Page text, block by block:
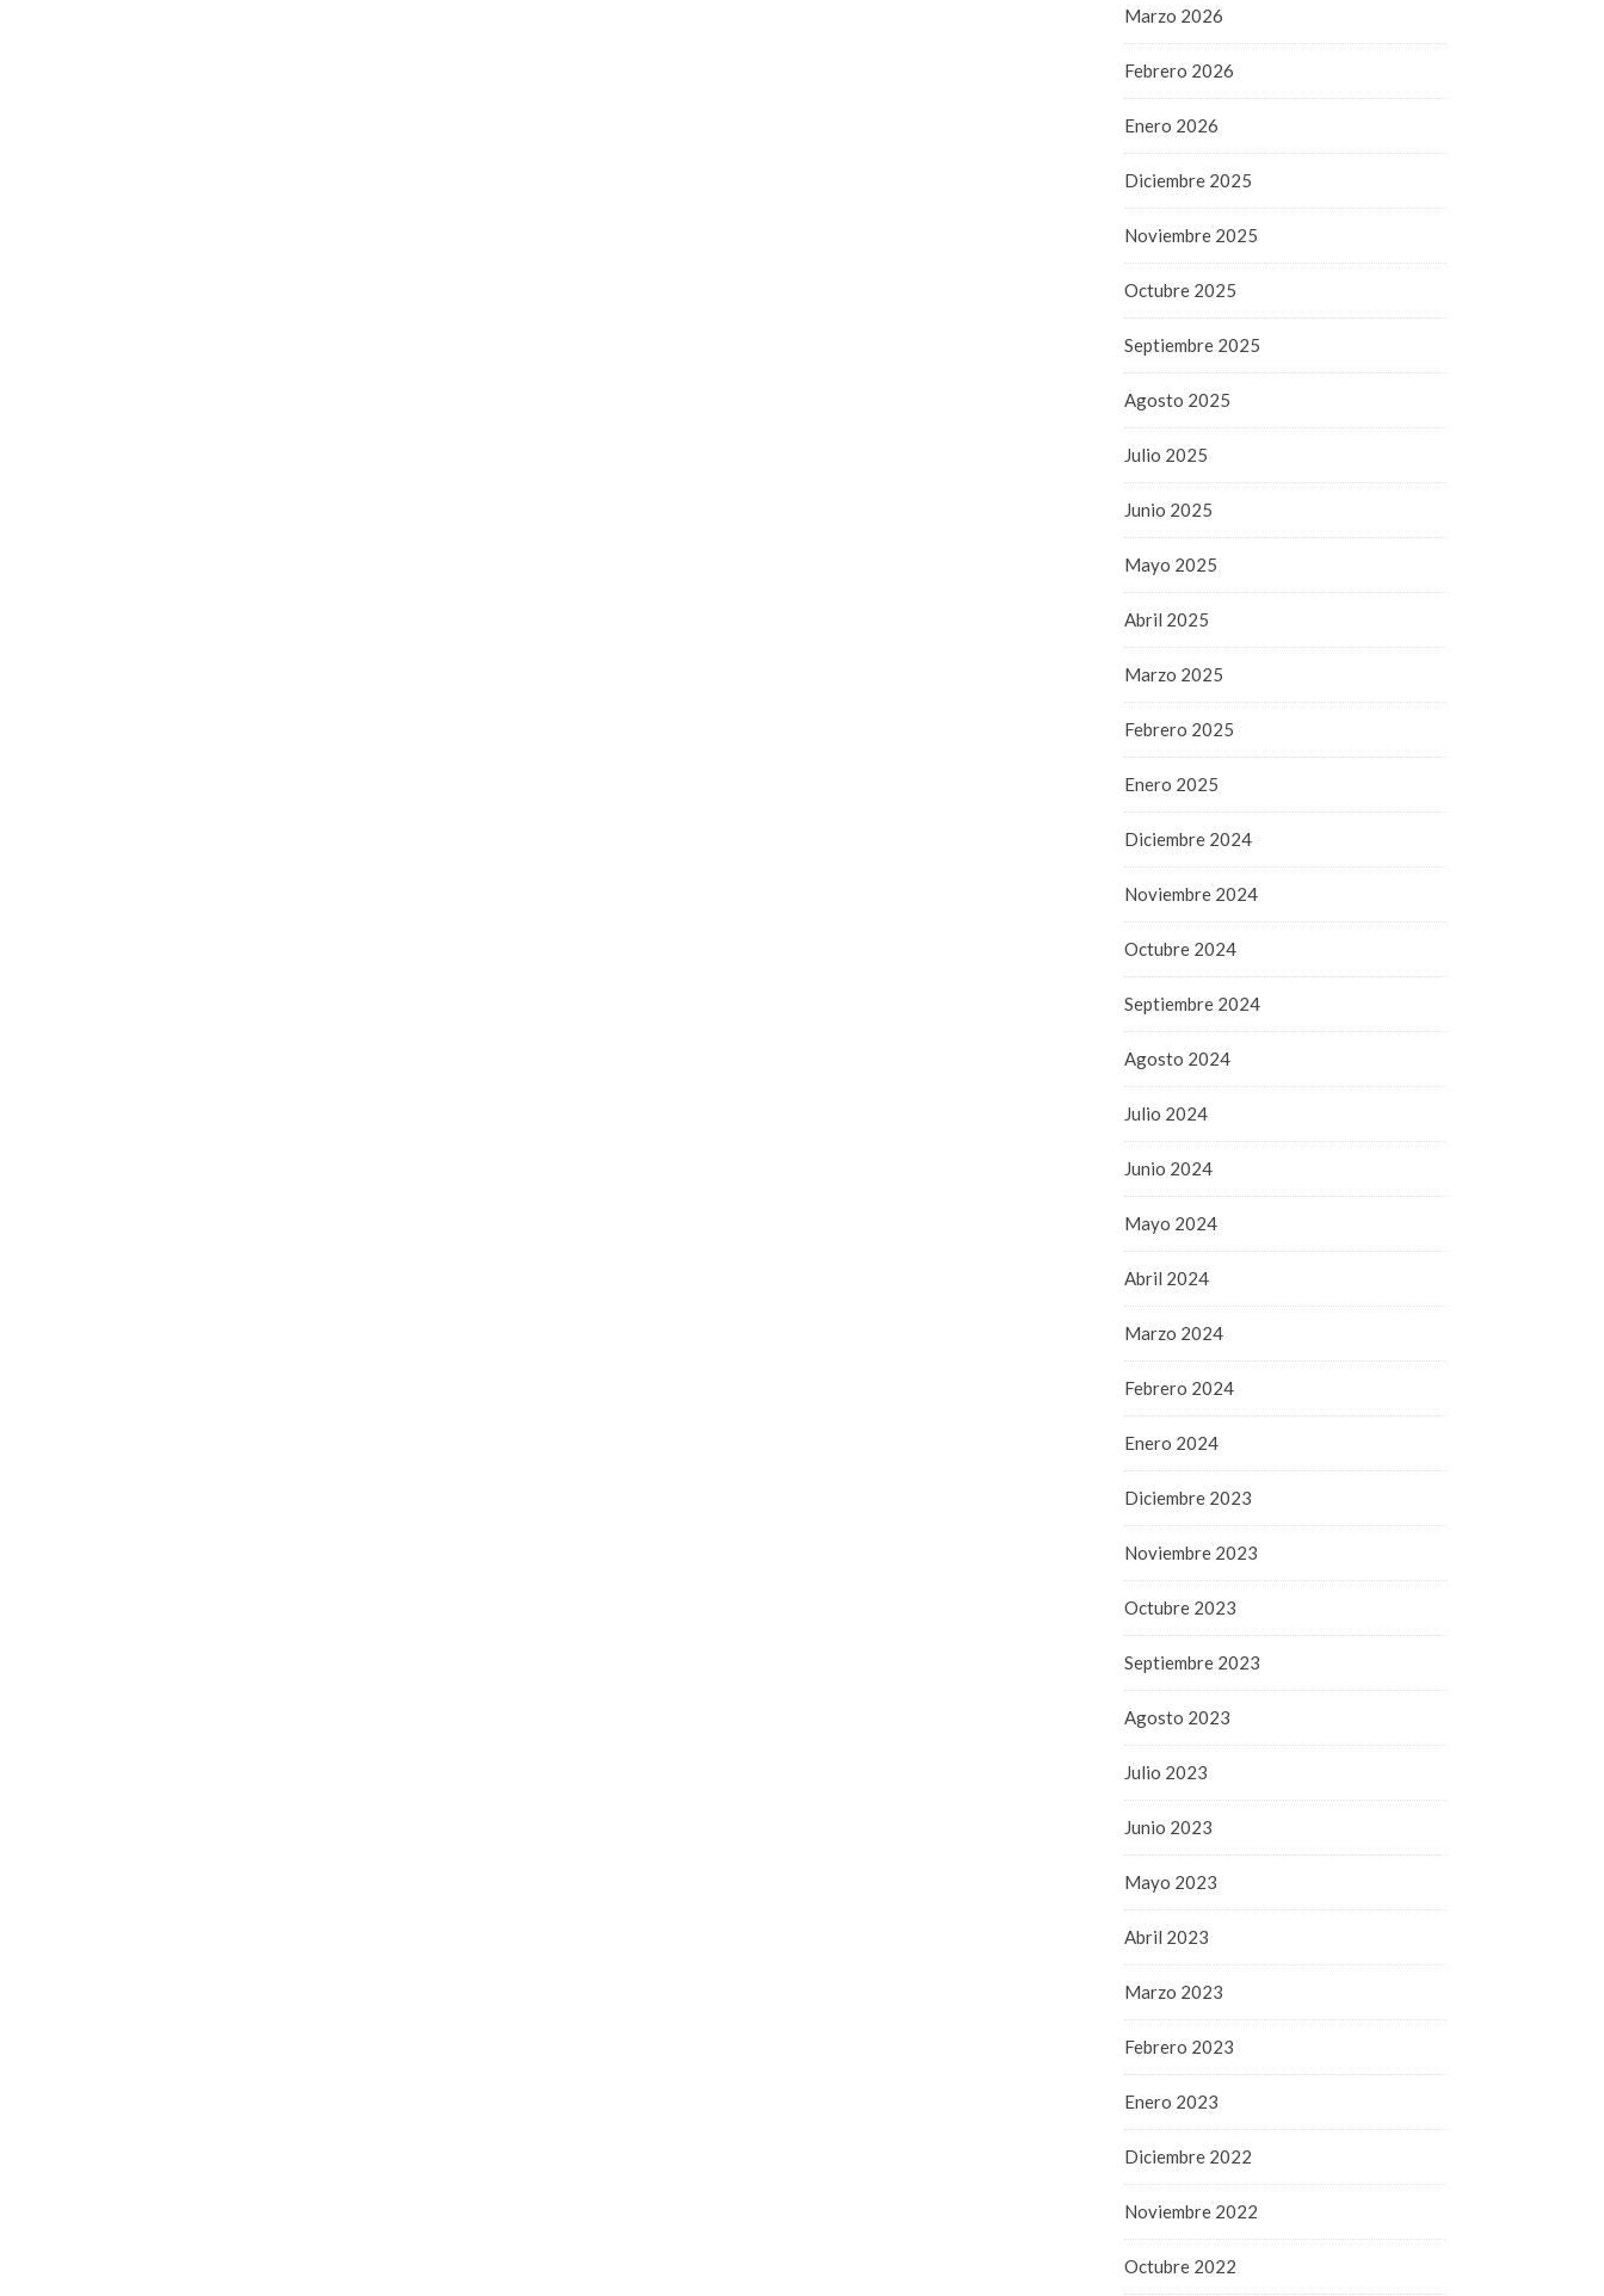
Marzo 2026
Febrero 2026
Enero 2026
Diciembre 2025
Noviembre 2025
Octubre 2025
Septiembre 2025
Agosto 2025
Julio 2025
Junio 2025
Mayo 2025
Abril 2025
Marzo 2025
Febrero 2025
Enero 2025
Diciembre 2024
Noviembre 2024
Octubre 2024
Septiembre 2024
Agosto 2024
Julio 2024
Junio 2024
Mayo 2024
Abril 2024
Marzo 2024
Febrero 2024
Enero 2024
Diciembre 2023
Noviembre 2023
Octubre 2023
Septiembre 2023
Agosto 2023
Julio 2023
Junio 2023
Mayo 2023
Abril 2023
Marzo 2023
Febrero 2023
Enero 2023
Diciembre 2022
Noviembre 2022
Octubre 2022